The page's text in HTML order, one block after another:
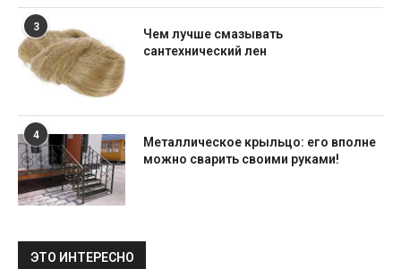
3
Чем лучше смазывать
сантехнический лен
4
Металлическое крыльцо: его вполне
можно сварить своими руками!
ЭТО ИНТЕРЕСНО